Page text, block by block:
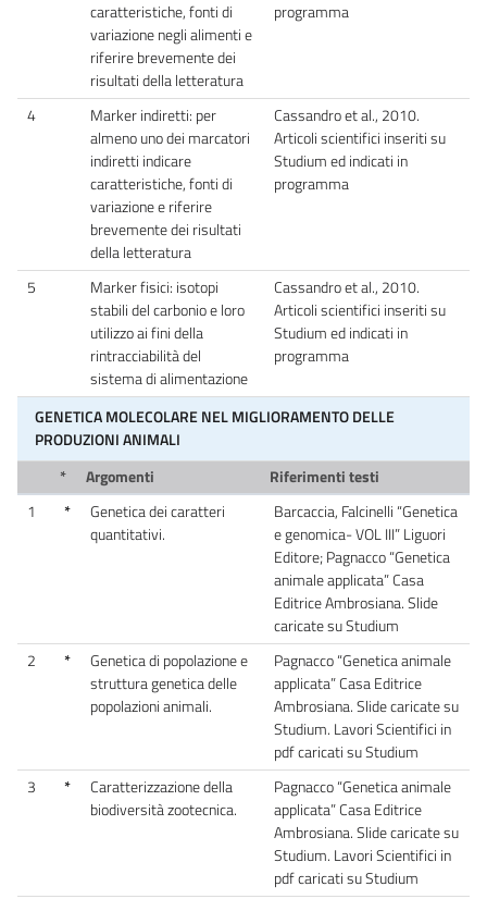
caratteristiche, fonti di
variazione negli alimenti e
riferire brevemente dei
risultati della letteratura
programma
4
Marker indiretti: per
almeno uno dei marcatori
indiretti indicare
caratteristiche, fonti di
variazione e riferire
brevemente dei risultati
della letteratura
Cassandro et al., 2010.
Articoli scientifici inseriti su
Studium ed indicati in
programma
5
Marker fisici: isotopi
stabili del carbonio e loro
utilizzo ai fini della
rintracciabilità del
sistema di alimentazione
Cassandro et al., 2010.
Articoli scientifici inseriti su
Studium ed indicati in
programma
GENETICA MOLECOLARE NEL MIGLIORAMENTO DELLE
PRODUZIONI ANIMALI
*
Argomenti
Riferimenti testi
1
*
Genetica dei caratteri
quantitativi.
Barcaccia, Falcinelli “Genetica
e genomica- VOL III” Liguori
Editore; Pagnacco “Genetica
animale applicata” Casa
Editrice Ambrosiana. Slide
caricate su Studium
2
*
Genetica di popolazione e
struttura genetica delle
popolazioni animali.
Pagnacco “Genetica animale
applicata” Casa Editrice
Ambrosiana. Slide caricate su
Studium. Lavori Scientifici in
pdf caricati su Studium
3
*
Caratterizzazione della
biodiversità zootecnica.
Pagnacco “Genetica animale
applicata” Casa Editrice
Ambrosiana. Slide caricate su
Studium. Lavori Scientifici in
pdf caricati su Studium